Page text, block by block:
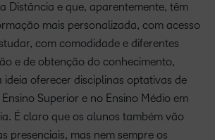
Distância e que, aparentemente, têm
mais personalizada, com acesso
com comodidade e diferentes
e de obtenção do conhecimento,
ideia oferecer disciplinas optativas de
Superior e no Ensino Médio em
É claro que os alunos também vão
presenciais, mas nem sempre os